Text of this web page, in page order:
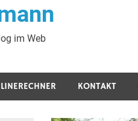
im Web
KONTAKT